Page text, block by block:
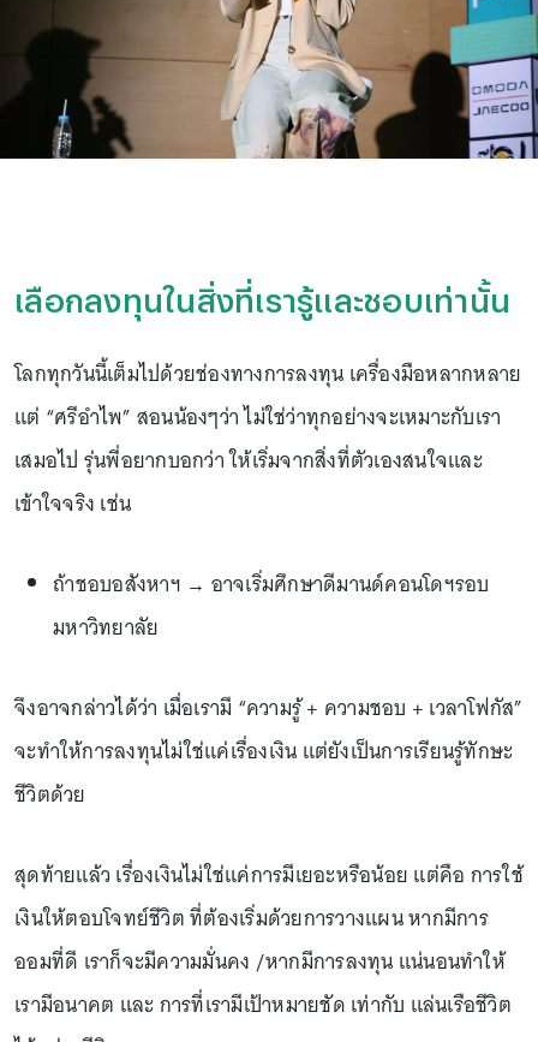
เลือกลงทุนในสิ่งที่เรารู้และชอบเท่านั้น
โลกทุกวันนี้เต็มไปด้วยช่องทางการลงทุน เครื่องมือหลากหลาย
แต่ “ศรีอำไพ” สอนน้องๆว่า ไม่ใช่ว่าทุกอย่างจะเหมาะกับเรา
เสมอไป รุ่นพี่อยากบอกว่า ให้เริ่มจากสิ่งที่ตัวเองสนใจและ
เข้าใจจริง เช่น
ถ้าชอบอสังหาฯ → อาจเริ่มศึกษาดีมานด์คอนโดฯรอบ
มหาวิทยาลัย
จึงอาจกล่าวได้ว่า เมื่อเรามี “ความรู้ + ความชอบ + เวลาโฟกัส”
จะทำให้การลงทุนไม่ใช่แค่เรื่องเงิน แต่ยังเป็นการเรียนรู้ทักษะ
ชีวิตด้วย
สุดท้ายแล้ว เรื่องเงินไม่ใช่แค่การมีเยอะหรือน้อย แต่คือ การใช้
เงินให้ตอบโจทย์ชีวิต ที่ต้องเริ่มด้วยการวางแผน หากมีการ
ออมที่ดี เราก็จะมีความมั่นคง /หากมีการลงทุน แน่นอนทำให้
เรามีอนาคต และ การที่เรามีเป้าหมายชัด เท่ากับ แล่นเรือชีวิต